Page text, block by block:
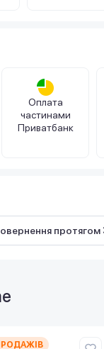
Оплата
частинами
Приватбанк
протягом